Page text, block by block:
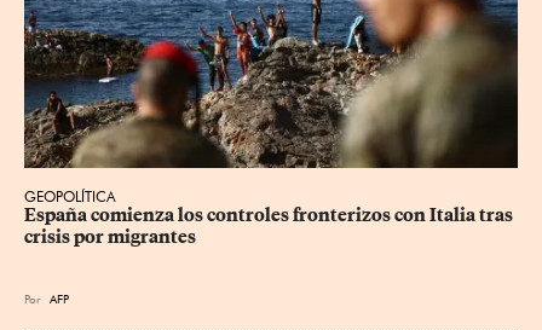
GEOPOLÍTICA
España comienza los controles fronterizos con Italia tras
crisis por migrantes
Por AFP